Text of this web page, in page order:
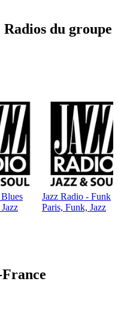
du groupe
Jazz Radio - Funk
Paris, Funk, Jazz